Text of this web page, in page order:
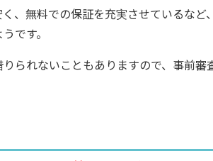
、無料での保証を充実させているなど
うです。
られないこともありますので、事前審